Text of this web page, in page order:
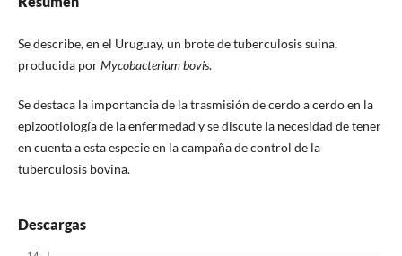
Se describe, en el Uruguay, un brote de tuberculosis suina,
producida porMycobacterium bovis.
Se destaca la importancia de la trasmisión de cerdo a cerdo en la
epizootiología de la enfermedad y se discute la necesidad de tener
en cuenta a esta especie en la campaña de control de la
tuberculosis bovina.
Descargas